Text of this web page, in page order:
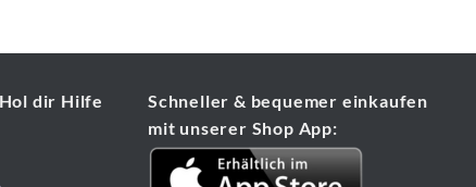
dir Hilfe
Schneller & bequemer einkaufen
mit unserer Shop App: